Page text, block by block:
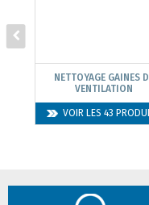
NETTOYAGE GAINES
VENTILATION
VOIR LES 43